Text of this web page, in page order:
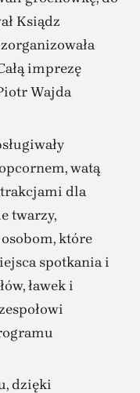
Ksiądz
imprezę
Wajda
watą
dla
twarzy,
które
spotkania i
ławek i
dzięki